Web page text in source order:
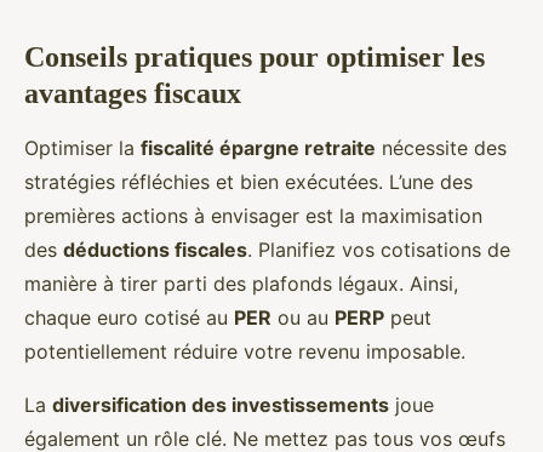
Conseils pratiques pour optimiser les
avantages fiscaux
Optimiser la fiscalité épargne retraite nécessite des
stratégies réfléchies et bien exécutées. L’une des
premières actions à envisager est la maximisation
des déductions fiscales. Planifiez vos cotisations de
manière à tirer parti des plafonds légaux. Ainsi,
chaque euro cotisé au PER ou au PERP peut
potentiellement réduire votre revenu imposable.
La diversification des investissements joue
également un rôle clé. Ne mettez pas tous vos œufs